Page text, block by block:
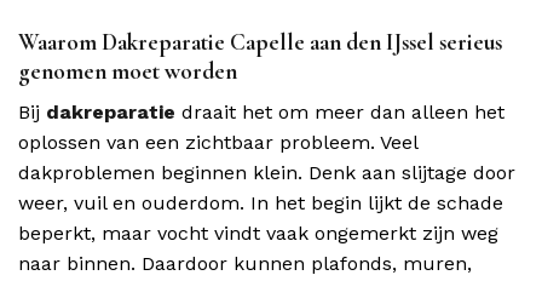
Waarom Dakreparatie Capelle aan den IJssel serieus
genomen moet worden
Bij dakreparatie draait het om meer dan alleen het
oplossen van een zichtbaar probleem. Veel
dakproblemen beginnen klein. Denk aan slijtage door
weer, vuil en ouderdom. In het begin lijkt de schade
beperkt, maar vocht vindt vaak ongemerkt zijn weg
naar binnen. Daardoor kunnen plafonds, muren,